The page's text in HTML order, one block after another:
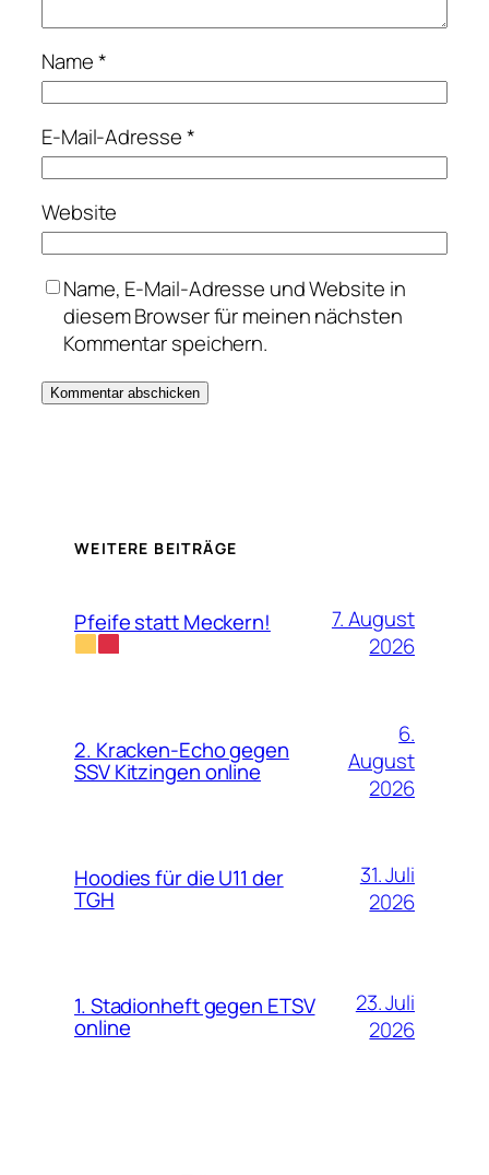
Name*
E-Mail-Adresse*
Website
Name, E-Mail-Adresse und Website in
diesem Browser für meinen nächsten
Kommentar speichern.
WEITERE BEITRÄGE
Pfeife statt Meckern!
7. August
2026
2. Kracken-Echo gegen
SSV Kitzingen online
6.
August
2026
Hoodies für die U11 der
TGH
31. Juli
2026
1. Stadionheft gegen ETSV
online
23. Juli
2026